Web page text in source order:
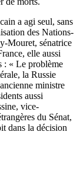
a agi seul, sans
des Nations-
Mouret, sénatrice
elle aussi
: « Le problème
la Russie
ministre
aussi
vice-
du Sénat,
dans la décision